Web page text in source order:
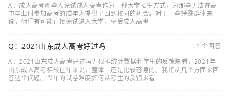
A：成人高考哪些人免试成人高考作为一种大学招生方式，为那些无法在高
中毕业时参加高考的成年人提供了回到校园的机会。对于一些特殊群体来
说，他们有可能直接免试进入大学，享受成人高考
Q：2021山东成人高考好过吗
1 个回答
A：2021山东成人高考好过吗？根据统计数据和学生的反馈来看，2021年
山东成人高考相较往年来说，整体上还是比较容易的。我将从几个方面来回
答这个问题。今年的试卷难度如何从考生的反馈来看